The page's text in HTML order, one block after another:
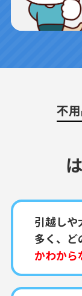
不
引越しや
多く、ど
かわから